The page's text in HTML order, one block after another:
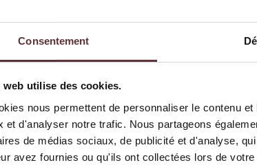
Consentement
web utilise des cookies.
nous permettent de personnaliser le contenu
et d'analyser notre trafic. Nous partageons
de médias sociaux, de publicité et d'analyse,
avez fournies ou qu'ils ont collectées lors de
et économique